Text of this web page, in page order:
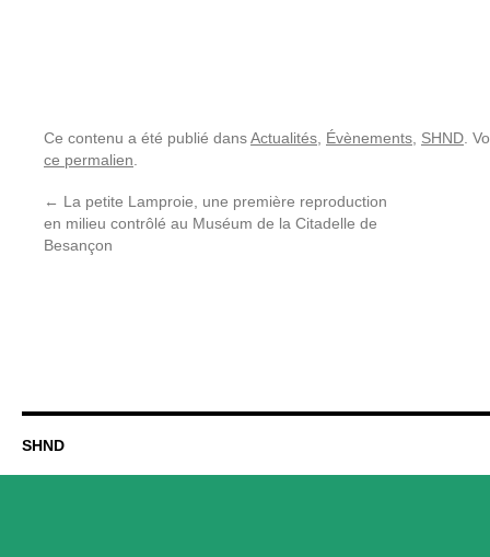
Ce contenu a été publié dansActualités Évènements SHND .
ce permalien
← La petite Lamproie, une première reproduction
en milieu contrôlé au Muséum de la Citadelle de
Besançon
SHND